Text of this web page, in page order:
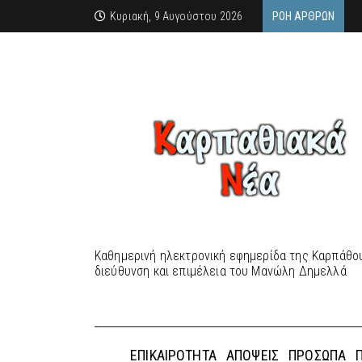
Κυριακή, 9 Αυγούστου 2026 ΡΟΉ ΆΡΘΡΩΝ
Καθημερινή ηλεκτρονική εφημερίδα της
διεύθυνση και επιμέλεια του Μανώλη Δημελλά
ΕΠΙΚΑΙΡΌΤΗΤΑ ΑΠΌΨΕΙΣ ΠΡΌΣΩΠΑ